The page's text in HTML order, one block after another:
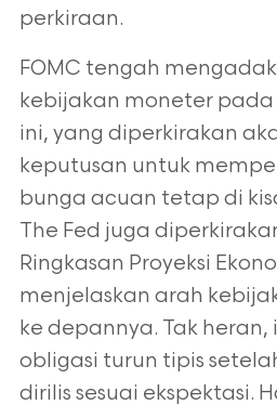
perkiraan.
FOMC tengah
kebijakan moneter pada
ini, yang diperkirakan
keputusan untuk
bunga acuan tetap di
The Fed juga
Ringkasan Proyeksi
menjelaskan arah
ke depannya. Tak heran,
obligasi turun tipis
dirilis sesuai ekspektasi.